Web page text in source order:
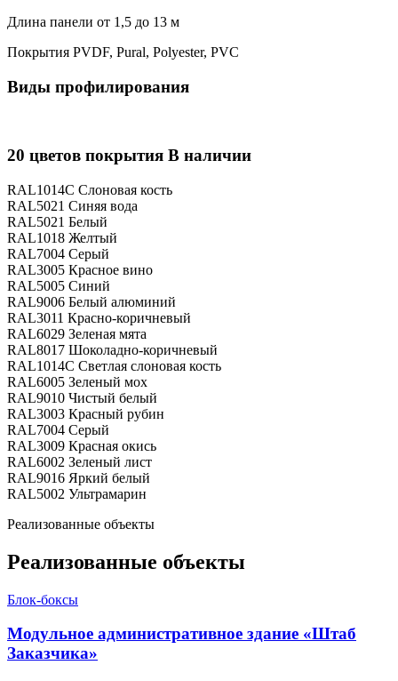
Длина панели от 1,5 до 13 м
Покрытия PVDF, Pural, Polyester, PVC
Виды профилирования
20 цветов покрытия В наличии
RAL1014С Слоновая кость
RAL5021 Синяя вода
RAL5021 Белый
RAL1018 Желтый
RAL7004 Серый
RAL3005 Красное вино
RAL5005 Синий
RAL9006 Белый алюминий
RAL3011 Красно-коричневый
RAL6029 Зеленая мята
RAL8017 Шоколадно-коричневый
RAL1014С Светлая слоновая кость
RAL6005 Зеленый мох
RAL9010 Чистый белый
RAL3003 Красный рубин
RAL7004 Серый
RAL3009 Красная окись
RAL6002 Зеленый лист
RAL9016 Яркий белый
RAL5002 Ультрамарин
Реализованные объекты
Реализованные объекты
Блок-боксы
Модульное административное здание «Штаб
Заказчика»